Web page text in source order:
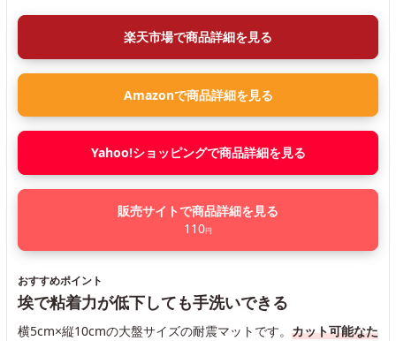
楽天市場で商品詳細を見る
Amazonで商品詳細を見る
Yahoo!ショッピングで商品詳細を見る
販売サイトで商品詳細を見る
110円
おすすめポイント
埃で粘着力が低下しても手洗いできる
横5cm×縦10cmの大盤サイズの耐震マットです。 カット可能なた